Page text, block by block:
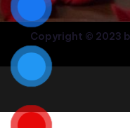
Copyright © 2023